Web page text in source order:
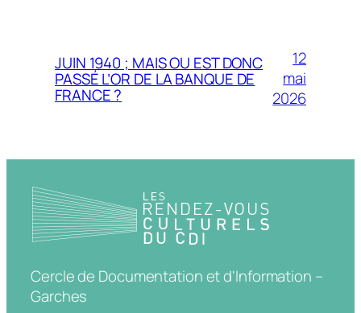
JUIN 1940 ; MAIS OU EST DONC
PASSÉ L’OR DE LA BANQUE DE
FRANCE ?
12
mai
2026
Cercle de Documentation et d'Information –
Garches